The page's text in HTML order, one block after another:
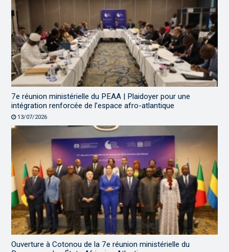
7e réunion ministérielle du PEAA | Plaidoyer pour une
intégration renforcée de l’espace afro-atlantique
13/07/2026
Ouverture à Cotonou de la 7e réunion ministérielle du